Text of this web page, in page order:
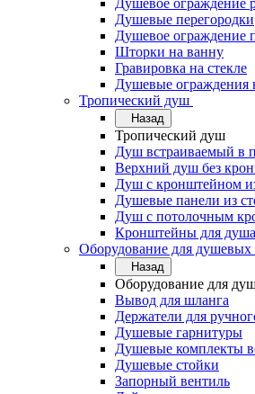
Душевое ограждение
Душевые перегородки
Душевое ограждение
Шторки на ванну
Гравировка на стекле
Душевые ограждения
Тропический душ
Назад
Тропический душ
Душ встраиваемый в
Верхний душ без
Душ с кронштейном
Душевые панели из
Душ с потолочным
Кронштейны для душа
Оборудование для душевых
Назад
Оборудование для
Вывод для шланга
Держатели для
Душевые гарнитуры
Душевые комплекты
Душевые стойки
Запорный вентиль